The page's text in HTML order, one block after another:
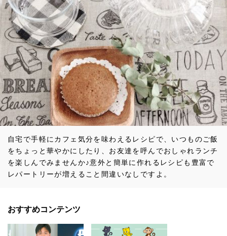
自宅で手軽にカフェ気分を味わえるレシピで、いつものご飯
をちょっと華やかにしたり、お友達を呼んでおしゃれランチ
を楽しんでみませんか♪意外と簡単に作れるレシピも豊富で
レパートリーが増えること間違いなしですよ。
おすすめコンテンツ